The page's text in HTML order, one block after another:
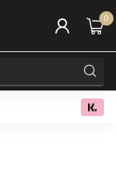
0
Gratis